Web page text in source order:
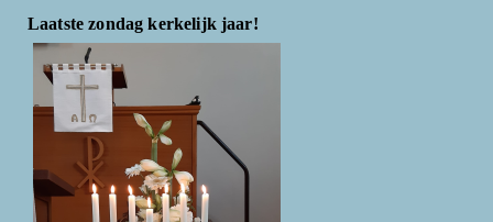
Laatste zondag kerkelijk jaar!